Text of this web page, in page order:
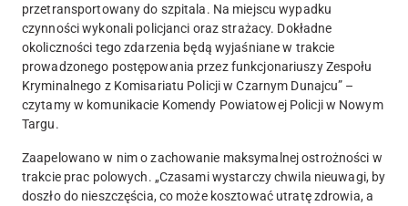
przetransportowany do szpitala. Na miejscu wypadku
czynności wykonali policjanci oraz strażacy. Dokładne
okoliczności tego zdarzenia będą wyjaśniane w trakcie
prowadzonego postępowania przez funkcjonariuszy Zespołu
Kryminalnego z Komisariatu Policji w Czarnym Dunajcu” –
czytamy w komunikacie Komendy Powiatowej Policji w Nowym
Targu.
Zaapelowano w nim o zachowanie maksymalnej ostrożności w
trakcie prac polowych. „Czasami wystarczy chwila nieuwagi, by
doszło do nieszczęścia, co może kosztować utratę zdrowia, a